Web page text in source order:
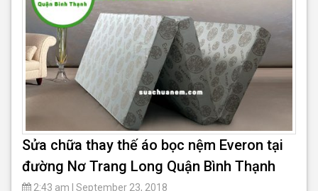
Sửa chữa thay thế áo bọc nệm Everon tại
đường Nơ Trang Long Quận Bình Thạnh
2:43 am
September 23, 2018